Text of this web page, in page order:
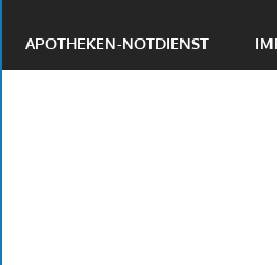
APOTHEKEN-NOTDIENST